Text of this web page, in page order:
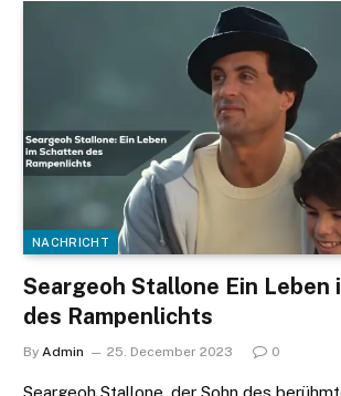
NACHRICHT
Seargeoh Stallone Ein Leben
des Rampenlichts
By Admin 25. December 2023 0
Seargeoh Stallone, der Sohn des